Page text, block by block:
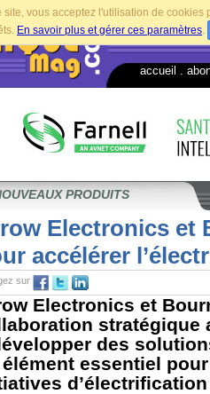
vous acceptez l'utilisation de
En savoir plus et gérer ces paramètres.
accueil
PRODUITS
Electronics et
accélérer
sur
Electronics et
stratégique
des
essentiel